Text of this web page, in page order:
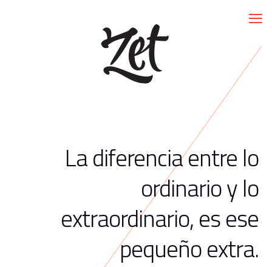
La diferencia entre lo
ordinario y lo
extraordinario, es ese
pequeño extra.